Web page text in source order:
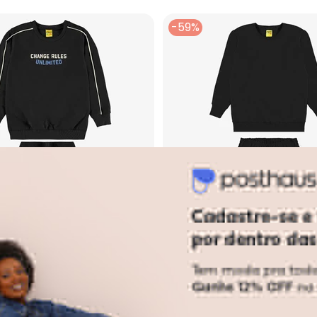
Conjunto de Moletom Colegial Va com Capuz (Preto)
Rovi Kids - Conjunto Blusão
-59%